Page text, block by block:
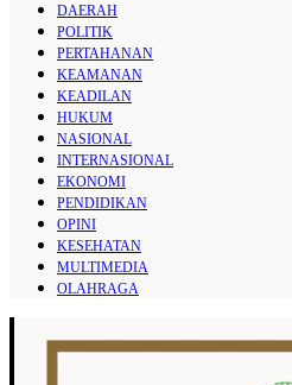
DAERAH
POLITIK
PERTAHANAN
KEAMANAN
KEADILAN
HUKUM
NASIONAL
INTERNASIONAL
EKONOMI
PENDIDIKAN
OPINI
KESEHATAN
MULTIMEDIA
OLAHRAGA